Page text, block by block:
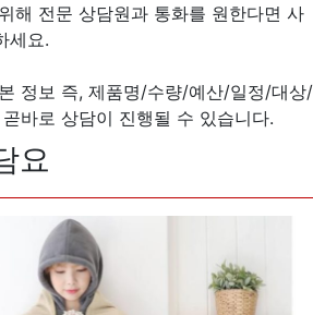
해 전문 상담원과 통화를 원한다면 사
세요.
정보 즉, 제품명/수량/예산/일정/대상/
바로 상담이 진행될 수 있습니다.
요